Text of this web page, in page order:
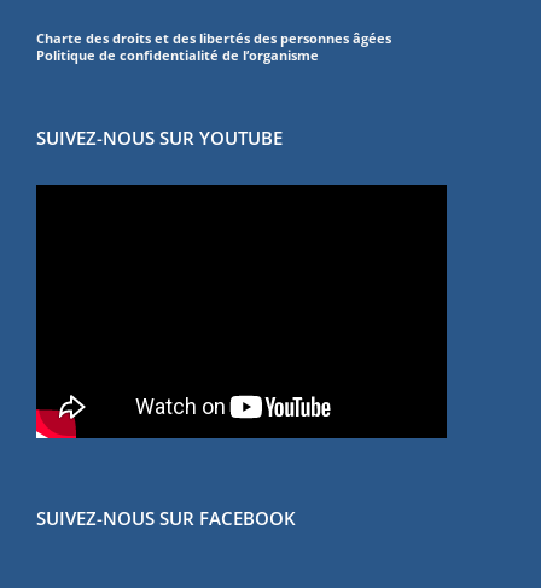
Charte des droits et des libertés des personnes âgées
Politique de confidentialité de l’organisme
SUIVEZ-NOUS SUR YOUTUBE
SUIVEZ-NOUS SUR FACEBOOK